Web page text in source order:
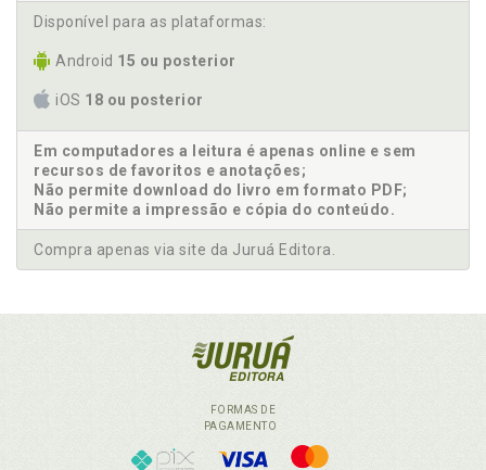
Disponível para as plataformas:
Android 15 ou posterior
iOS 18 ou posterior
Em computadores a leitura é apenas online e sem
recursos de favoritos e anotações;
Não permite download do livro em formato PDF;
Não permite a impressão e cópia do conteúdo.
Compra apenas via site da Juruá Editora.
FORMAS DE
PAGAMENTO